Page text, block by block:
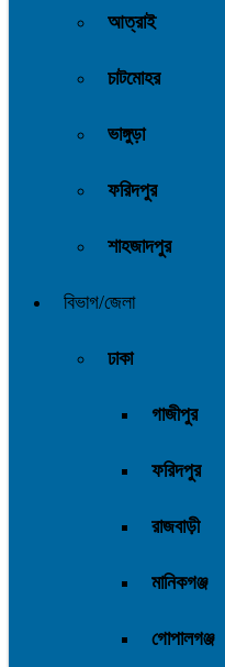
আত্রাই
চাটমোহর
ভাঙ্গুড়া
ফরিদপুর
শাহজাদপুর
বিভাগ/জেলা
ঢাকা
গাজীপুর
ফরিদপুর
রাজবাড়ী
মানিকগঞ্জ
গোপালগঞ্জ